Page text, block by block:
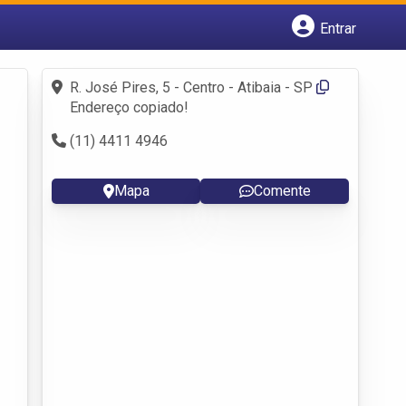
Entrar
Fazer login
Criar conta
R. José Pires, 5 - Centro - Atibaia - SP
Endereço copiado!
(11) 4411 4946
Mapa Comente